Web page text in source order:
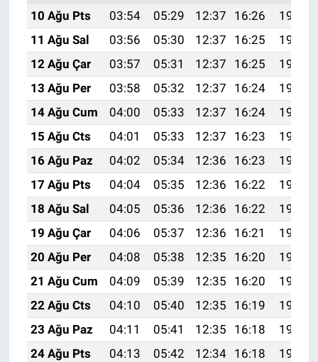
10 Ağu Pts
03:54 05:29 12:37 16:26
19:36
11 Ağu Sal
03:56 05:30 12:37 16:25
19:35
12 Ağu Çar
03:57 05:31 12:37 16:25
19:33
13 Ağu Per
03:58 05:32 12:37 16:24
19:32
14 Ağu Cum
04:00 05:33 12:37 16:24
19:31
15 Ağu Cts
04:01 05:33 12:37 16:23
19:30
16 Ağu Paz
04:02 05:34 12:36 16:23
19:28
17 Ağu Pts
04:04 05:35 12:36 16:22
19:27
18 Ağu Sal
04:05 05:36 12:36 16:22
19:26
19 Ağu Çar
04:06 05:37 12:36 16:21
19:24
20 Ağu Per
04:08 05:38 12:35 16:20
19:23
21 Ağu Cum
04:09 05:39 12:35 16:20
19:22
22 Ağu Cts
04:10 05:40 12:35 16:19
19:20
23 Ağu Paz
04:11 05:41 12:35 16:18
19:19
24 Ağu Pts
04:13 05:42 12:34 16:18
19:17